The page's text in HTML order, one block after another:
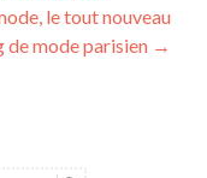
le tout nouveau
de mode parisien →